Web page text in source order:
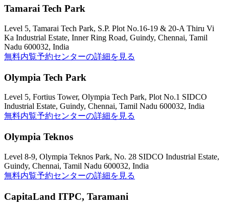
Tamarai Tech Park
Level 5, Tamarai Tech Park, S.P. Plot No.16-19 & 20-A Thiru Vi
Ka Industrial Estate, Inner Ring Road, Guindy, Chennai, Tamil
Nadu 600032, India
無料内覧予約センターの詳細を見る
Olympia Tech Park
Level 5, Fortius Tower, Olympia Tech Park, Plot No.1 SIDCO
Industrial Estate, Guindy, Chennai, Tamil Nadu 600032, India
無料内覧予約センターの詳細を見る
Olympia Teknos
Level 8-9, Olympia Teknos Park, No. 28 SIDCO Industrial Estate,
Guindy, Chennai, Tamil Nadu 600032, India
無料内覧予約センターの詳細を見る
CapitaLand ITPC, Taramani